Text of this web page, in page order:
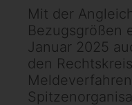
Mit der
Bezugsgrößen
Januar 2025
den